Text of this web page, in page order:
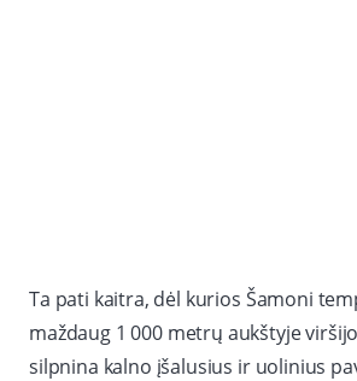
Ta pati kaitra, dėl kurios Šamoni
maždaug 1 000 metrų aukštyje
silpnina kalno įšalusius ir uolinius